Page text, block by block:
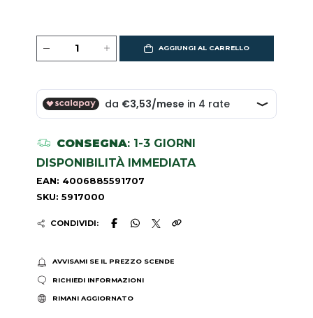
AGGIUNGI AL CARRELLO
CONSEGNA: 1-3 GIORNI
DISPONIBILITÀ IMMEDIATA
EAN: 4006885591707
SKU: 5917000
CONDIVIDI:
AVVISAMI SE IL PREZZO SCENDE
RICHIEDI INFORMAZIONI
RIMANI AGGIORNATO